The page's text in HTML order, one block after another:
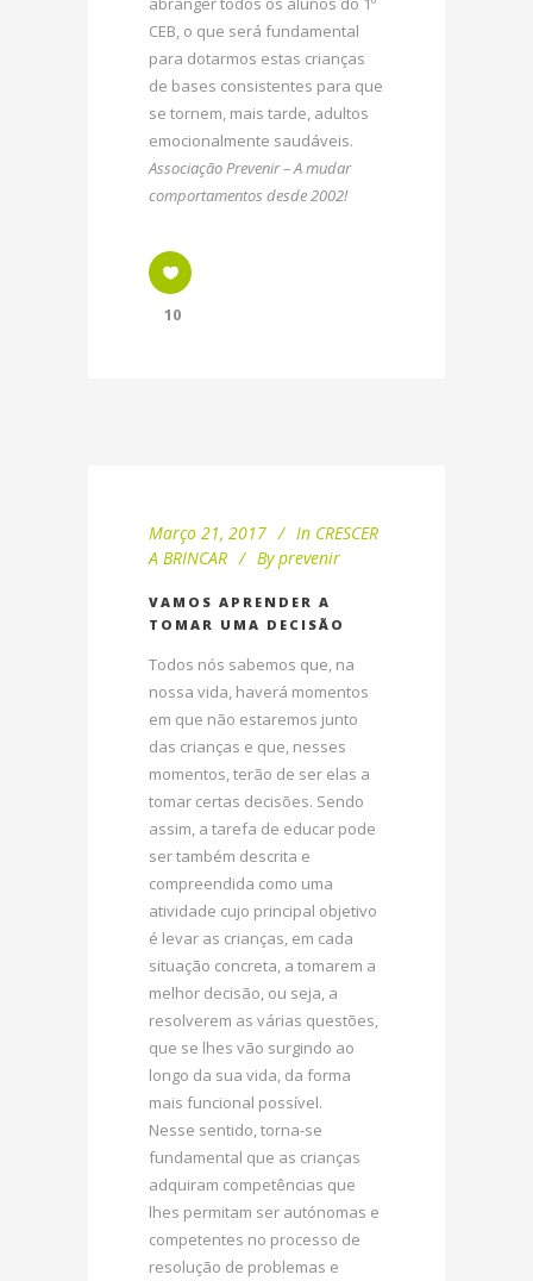
CEB, o que será fundamental
para dotarmos estas crianças
de bases consistentes para que
se tornem, mais tarde, adultos
emocionalmente saudáveis.
Associação Prevenir – A mudar
comportamentos desde 2002!
10
Março 21, 2017 In CRESCER
A BRINCAR
By prevenir
VAMOS APRENDER A
TOMAR UMA DECISÃO
Todos nós sabemos que, na
nossa vida, haverá momentos
em que não estaremos junto
das crianças e que, nesses
momentos, terão de ser elas a
tomar certas decisões. Sendo
assim, a tarefa de educar pode
ser também descrita e
compreendida como uma
atividade cujo principal objetivo
é levar as crianças, em cada
situação concreta, a tomarem a
melhor decisão, ou seja, a
resolverem as várias questões,
que se lhes vão surgindo ao
longo da sua vida, da forma
mais funcional possível.
Nesse sentido, torna-se
fundamental que as crianças
adquiram competências que
lhes permitam ser autónomas e
competentes no processo de
resolução de problemas e